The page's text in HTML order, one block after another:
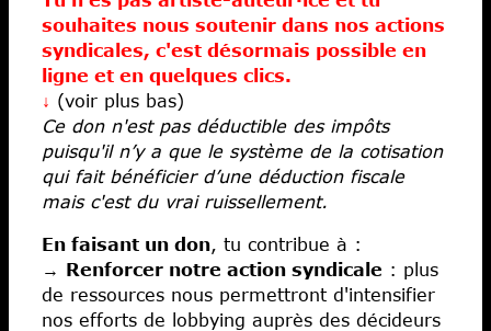
Fiscalité
Libertés
Économies
Ateliers
Écoles d’art
souhaites nous soutenir dans nos actions
syndicales, c'est désormais possible en
ligne et en quelques clics.
↓ (voir plus bas)
Ce don n'est pas déductible des impôts
puisqu'il n’y a que le système de la cotisation
qui fait bénéficier d’une déduction fiscale
mais c'est du vrai ruissellement.
En faisant un don , tu contribue à :
→ Renforcer notre action syndicale : plus
de ressources nous permettront d'intensifier
nos efforts de lobbying auprès des décideurs